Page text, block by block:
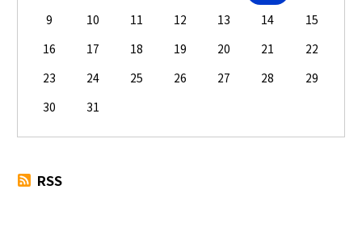
9
10 11 12 13 14
15
16
17 18 19 20 21
22
23
24 25 26 27 28
29
30
31
RSS